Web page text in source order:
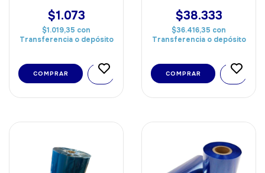
$1.073
$1.019,35 con
Transferencia o depósito
$38.333
$36.416,35 con
Transferencia o depósito